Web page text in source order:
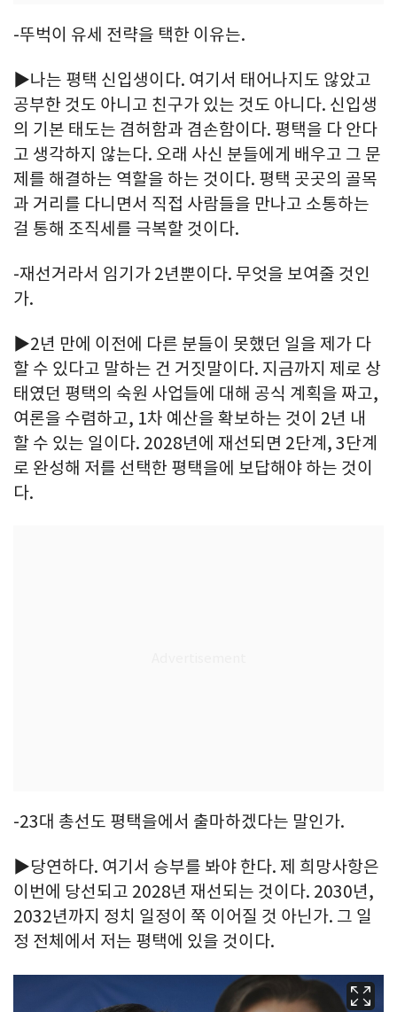
-뚜벅이 유세 전략을 택한 이유는.
▶나는 평택 신입생이다. 여기서 태어나지도 않았고
공부한 것도 아니고 친구가 있는 것도 아니다. 신입생
의 기본 태도는 겸허함과 겸손함이다. 평택을 다 안다
고 생각하지 않는다. 오래 사신 분들에게 배우고 그 문
제를 해결하는 역할을 하는 것이다. 평택 곳곳의 골목
과 거리를 다니면서 직접 사람들을 만나고 소통하는
걸 통해 조직세를 극복할 것이다.
-재선거라서 임기가 2년뿐이다. 무엇을 보여줄 것인
가.
▶2년 만에 이전에 다른 분들이 못했던 일을 제가 다
할 수 있다고 말하는 건 거짓말이다. 지금까지 제로 상
태였던 평택의 숙원 사업들에 대해 공식 계획을 짜고,
여론을 수렴하고, 1차 예산을 확보하는 것이 2년 내
할 수 있는 일이다. 2028년에 재선되면 2단계, 3단계
로 완성해 저를 선택한 평택을에 보답해야 하는 것이
다.
-23대 총선도 평택을에서 출마하겠다는 말인가.
▶당연하다. 여기서 승부를 봐야 한다. 제 희망사항은
이번에 당선되고 2028년 재선되는 것이다. 2030년,
2032년까지 정치 일정이 쭉 이어질 것 아닌가. 그 일
정 전체에서 저는 평택에 있을 것이다.